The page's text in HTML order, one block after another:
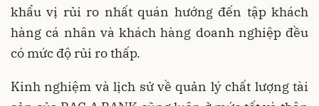
khẩu vị rủi ro nhất quán hướng đến tập khách
hàng cá nhân và khách hàng doanh nghiệp đều
có mức độ rủi ro thấp.
Kinh nghiệm và lịch sử về quản lý chất lượng tài